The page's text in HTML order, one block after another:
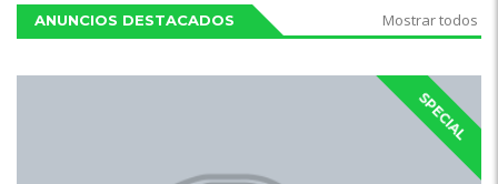
ANUNCIOS DESTACADOS Mostrar todos
SPECIAL